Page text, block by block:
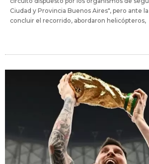
Ciudad y Provincia Buenos Aires", pero ante
concluir el recorrido, abordaron helicópteros,